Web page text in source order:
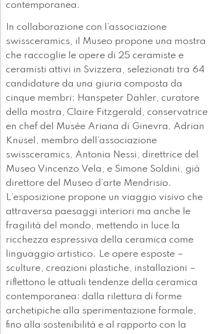
contemporanea.
In collaborazione con l’associazione
swissceramics, il Museo propone una mostra
che raccoglie le opere di 25 ceramiste e
ceramisti attivi in Svizzera, selezionati tra 64
candidature da una giuria composta da
cinque membri: Hanspeter Dähler, curatore
della mostra, Claire Fitzgerald, conservatrice
en chef del Musée Ariana di Ginevra, Adrian
Knüsel, membro dell’associazione
swissceramics, Antonia Nessi, direttrice del
Museo Vincenzo Vela, e Simone Soldini, già
direttore del Museo d’arte Mendrisio.
L’esposizione propone un viaggio visivo che
attraversa paesaggi interiori ma anche le
fragilità del mondo, mettendo in luce la
ricchezza espressiva della ceramica come
linguaggio artistico. Le opere esposte –
sculture, creazioni plastiche, installazioni –
riflettono le attuali tendenze della ceramica
contemporanea: dalla rilettura di forme
archetipiche alla sperimentazione formale,
fino alla sostenibilità e al rapporto con la